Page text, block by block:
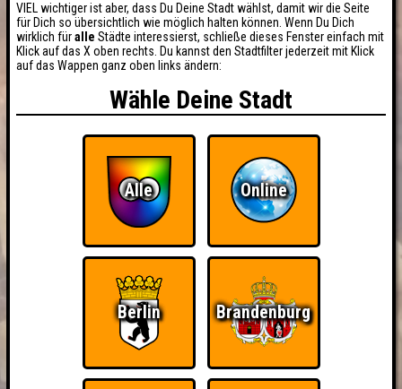
VIEL wichtiger ist aber, dass Du Deine Stadt wählst, damit wir die Seite
für Dich so übersichtlich wie möglich halten können. Wenn Du Dich
wirklich füralle Städte interessierst, schließe dieses Fenster einfach mit
Klick auf das X oben rechts. Du kannst den Stadtfilter jederzeit mit Klick
auf das Wappen ganz oben links ändern:
Wähle Deine Stadt
Alle Online
Berlin Brandenburg